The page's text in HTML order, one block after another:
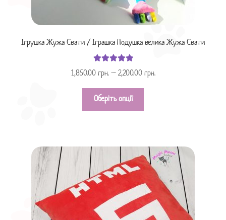
Ігрушка Жужа Свати / Іграшка Подушка велика Жужа Свати
Оцінено в
1,850.00 грн.– 2,200.00 грн.
Оберіть опції